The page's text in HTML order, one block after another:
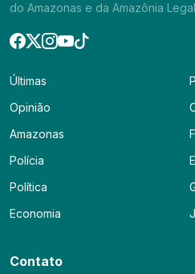
do Amazonas e da Amazônia
Últimas
Opinião
Amazonas
Polícia
Política
Economia
Contato